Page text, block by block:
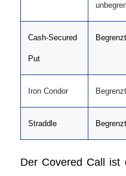
Cash-Secured
Put
Begrenzt
Iron Condor Begrenzt
Straddle Begrenzt
Der Covered Call ist